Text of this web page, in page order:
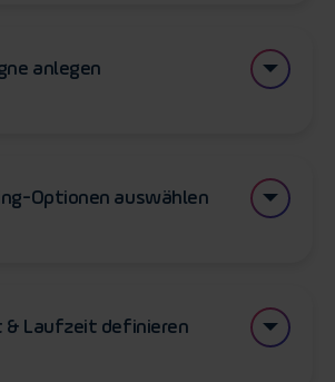
anlegen
KI unterstützt Sie dabei, einfach
Werbemittel zu generieren.
Optionen auswählen
von GEO-Targeting nur auf
lokal zu werben.
& Laufzeit definieren